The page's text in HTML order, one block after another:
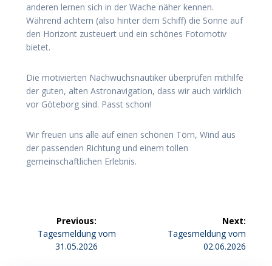
anderen lernen sich in der Wache näher kennen.
Während achtern (also hinter dem Schiff) die Sonne auf
den Horizont zusteuert und ein schönes Fotomotiv
bietet.
Die motivierten Nachwuchsnautiker überprüfen mithilfe
der guten, alten Astronavigation, dass wir auch wirklich
vor Göteborg sind. Passt schon!
Wir freuen uns alle auf einen schönen Törn, Wind aus
der passenden Richtung und einem tollen
gemeinschaftlichen Erlebnis.
Beitragsnavigation
Previous:
Previous
post:
Tagesmeldung vom
31.05.2026
Next:
Next
Tagesmeldung vom
02.06.2026